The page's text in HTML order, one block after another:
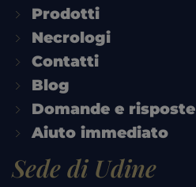
Prodotti
Necrologi
Contatti
Blog
Domande e risposte
Aiuto immediato
Sede di Udine